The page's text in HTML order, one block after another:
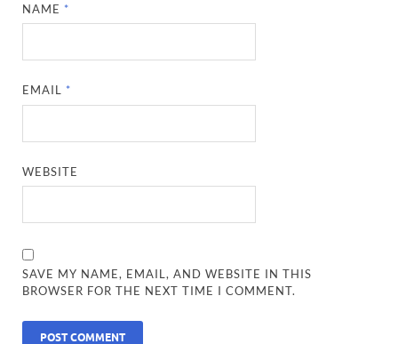
NAME *
EMAIL *
WEBSITE
SAVE MY NAME, EMAIL, AND WEBSITE IN THIS
BROWSER FOR THE NEXT TIME I COMMENT.